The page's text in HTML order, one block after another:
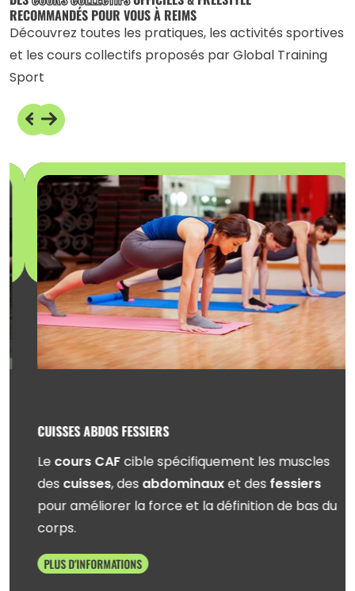
RECOMMANDÉS POUR VOUS À REIMS
Découvrez toutes les pratiques, les activités sportives
et les cours collectifs proposés par Global Training
Sport
CUISSES ABDOS FESSIERS
Lecours CAFcible spécifiquement les muscles
descuisses, desabdominauxet desfessiers
pour améliorer la force et la définition de bas du
corps.
PLUS D'INFORMATIONS